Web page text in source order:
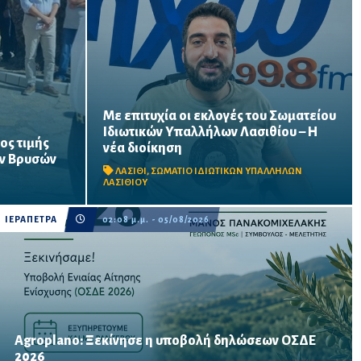
τιμής
Βρυσών
στις
ότι η
αποτελεί
Με επιτυχία οι εκλογές του Σωματείου
Ιδιωτικών Υπαλλήλων Λασιθίου – Η
νέα διοίκηση
ΛΑΣΙΘΙ, ΣΩΜΑΤΙΟ ΙΔΙΩΤΙΚΩΝ ΥΠΑΛΛΗΛΩΝ
ΛΑΣΙΘΙΟΥ
Μαζική συμμετοχή εργαζομένων στις
εκλογικές διαδικασίες σε Άγιο Νικόλαο,
Σητεία και Ιεράπετρα – Στο επίκεντρο οι
διεκδικήσεις για εργασιακά δικαιώματα,
ΙΕΡΑΠΕΤΡΑ 02:08 μ.μ. - 05/08/2026
Agroplano: Ξεκίνησε η υποβολή δηλώσεων ΟΣΔΕ
2026
Έως τις 16 Οκτωβρίου η προθεσμία υποβολής – Δυνατότητα